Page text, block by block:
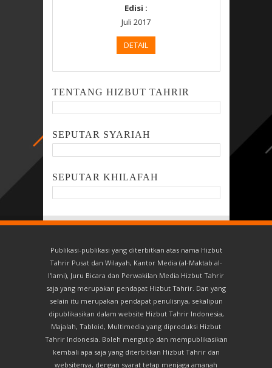
Edisi :
Juli 2017
DETAIL
TENTANG HIZBUT TAHRIR
SEPUTAR SYARIAH
SEPUTAR KHILAFAH
Publikasi-publikasi yang diterbitkan atas nama Hizbut
Tahrir Pusat dan Wilayah, Kantor Media (al-Maktab al-
I'lami), Juru Bicara dan Perwakilan Media Hizbut Tahrir
saja yang merupakan pendapat Hizbut Tahrir. Dan yang
selain itu merupakan pendapat penulisnya, sekalipun
dipublikasikan dalam website Hizbut Tahrir Indonesia,
Majalah, Tabloid, Multimedia yang diproduksi Hizbut
Tahrir Indonesia. Boleh mengutip dan mempublikasikan
kembali apa saja yang diterbitkan Hizbut Tahrir dan
websitenya, dengan syarat tetap menjaga amanah